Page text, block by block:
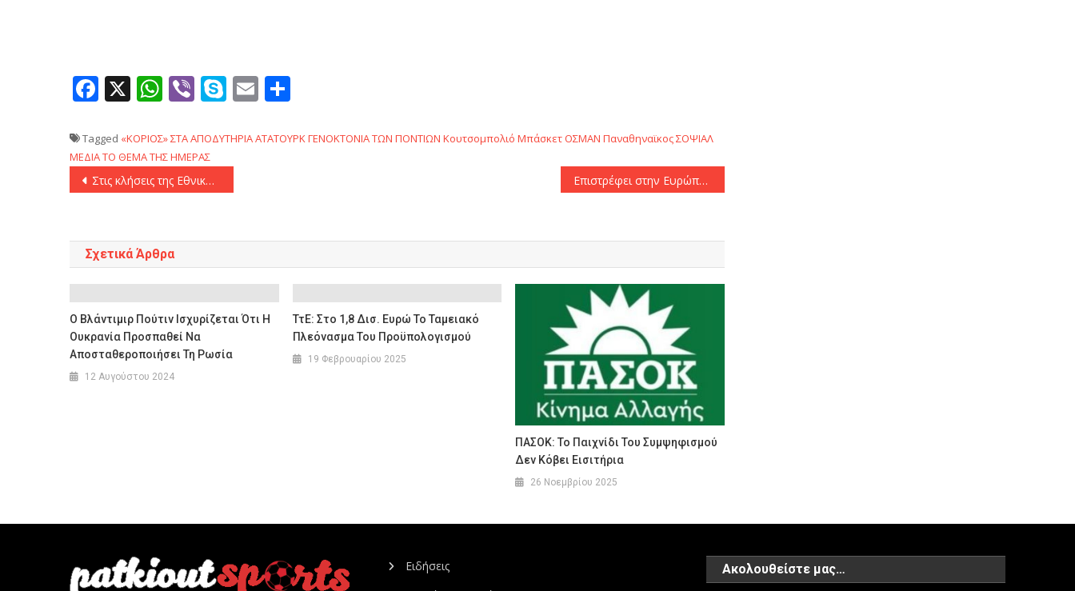
Facebook
X WhatsApp
ViberSkype
Email
Tagged «ΚΟΡΙΟΣ» ΣΤΑ ΑΠΟΔΥΤΗΡΙΑΑΤΑΤΟΥΡΚΓΕΝΟΚΤΟΝΙΑ ΤΩΝ ΠΟΝΤΙΩΝ Κουτσομπολιό Μπάσκετ ΟΣΜΑΝ ΠαναθηναϊκοςΣΟΨΙΑΛ
ΜΕΔΙΑΤΟ ΘΕΜΑ ΤΗΣ ΗΜΕΡΑΣ
Πλοήγηση
Στις κλήσεις της Εθνικής Κροατίας ο Κοτάρσκι Επιστρέφει στην Ευρώπη ο Κριστιάνο Ρονάλντο – Τελείωσε… η αποστολή του στην Αλ Νασρ»
Σχετικά Άρθρα
Ο Βλάντιμιρ Πούτιν Ισχυρίζεται Ότι Η
Ουκρανία Προσπαθεί Να
Αποσταθεροποιήσει Τη Ρωσία
12 Αυγούστου 2024
ΤτΕ: Στο 1,8 Δισ. Ευρώ Το Ταμειακό
Πλεόνασμα Του Προϋπολογισμού
19 Φεβρουαρίου 2025
ΠΑΣΟΚ: Το Παιχνίδι Του Συμψηφισμού
Δεν Κόβει Εισιτήρια
26 Νοεμβρίου 2025
Ειδήσεις
Ακολουθείστε μας…